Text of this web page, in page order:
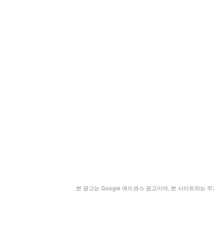
본 광고는 Google 애드센스 광고이며, 본 사이트와는 무